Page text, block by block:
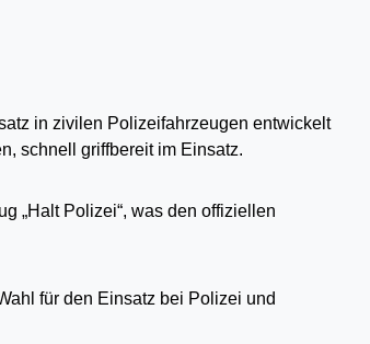
in zivilen Polizeifahrzeugen entwickelt
schnell griffbereit im Einsatz.
„Halt Polizei“, was den offiziellen
für den Einsatz bei Polizei und